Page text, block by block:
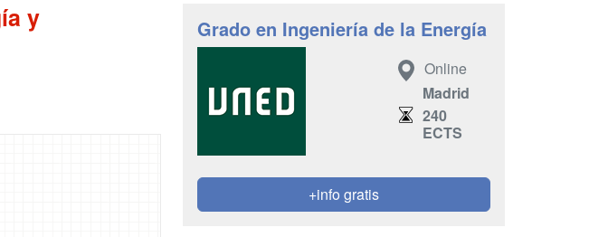
y
Grado en Ingeniería de la Energía
Online
Madrid
240
ECTS
+info gratis